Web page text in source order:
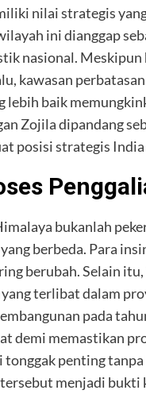
nilai strategis
ini dianggap
nasional. Meskipun
kawasan
baik
Zojila dipandang
posisi strategis
bukanlah
berbeda. Para
berubah. Selain
terlibat dalam
pada
demi memastikan
penting
menjadi bukti